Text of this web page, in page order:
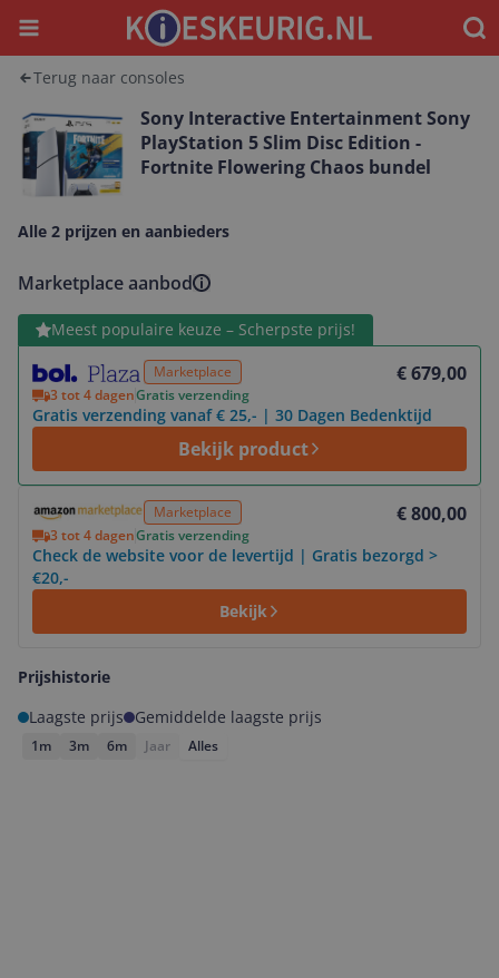
Menu
Terug naar consoles
Sony Interactive Entertainment Sony
PlayStation 5 Slim Disc Edition -
Fortnite Flowering Chaos bundel
Alle 2 prijzen en aanbieders
Marketplace aanbod
Meest populaire keuze – Scherpste prijs!
Marketplace € 679,00
3 tot 4 dagenGratis verzending
Gratis verzending vanaf € 25,- | 30 Dagen Bedenktijd
Bekijk product
Bekijk product
Marketplace € 800,00
3 tot 4 dagenGratis verzending
Check de website voor de levertijd | Gratis bezorgd >
€20,-
Bekijk
Prijshistorie
Laagste prijs
Gemiddelde laagste prijs
1m 3m 6m Jaar Alles